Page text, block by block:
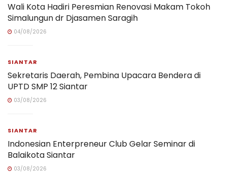
Wali Kota Hadiri Peresmian Renovasi Makam Tokoh
Simalungun dr Djasamen Saragih
04/08/2026
SIANTAR
Sekretaris Daerah, Pembina Upacara Bendera di
UPTD SMP 12 Siantar
03/08/2026
SIANTAR
Indonesian Enterpreneur Club Gelar Seminar di
Balaikota Siantar
03/08/2026